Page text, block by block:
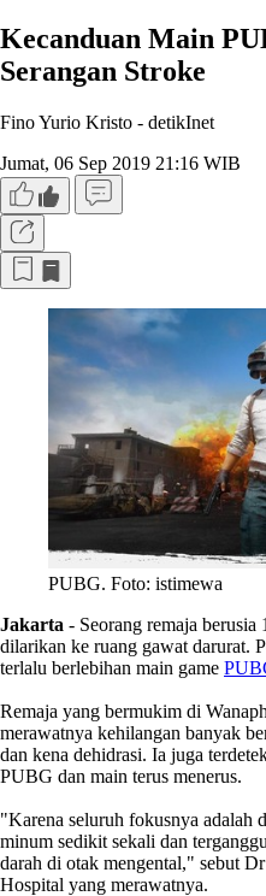
Kecanduan Main
Serangan Stroke
Fino Yurio Kristo - detikInet
Jumat, 06 Sep 2019 21:16 WIB
PUBG. Foto: istimewa
Jakarta - Seorang remaja berusia
dilarikan ke ruang gawat darurat.
terlalu berlebihan main game
Remaja yang bermukim di
merawatnya kehilangan banyak
dan kena dehidrasi. Ia juga
PUBG dan main terus menerus.
"Karena seluruh fokusnya adalah
minum sedikit sekali dan
darah di otak mengental," sebut
Hospital yang merawatnya.